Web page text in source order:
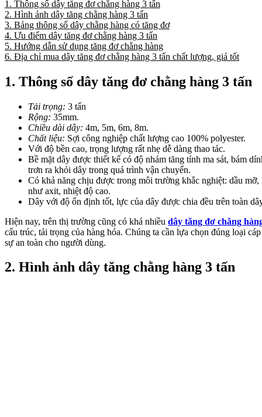
1. Thông số dây tăng đơ chằng hàng 3 tấn
2. Hình ảnh dây tăng chằng hàng 3 tấn
3. Bảng thông số dây chằng hàng có tăng đơ
4. Ưu điểm dây tăng đơ chằng hàng 3 tấn
5. Hướng dẫn sử dụng tăng đơ chằng hàng
6. Địa chỉ mua dây tăng đơ chằng hàng 3 tấn chất lượng, giá tốt
1. Thông số dây tăng đơ chằng hàng 3 tấn
Tải trọng: 3 tấn
Rộng: 35mm.
Chiều dài dây: 4m, 5m, 6m, 8m.
Chất liệu: Sợi công nghiệp chất lượng cao 100% polyester.
Với độ bền cao, trọng lượng rất nhẹ dễ dàng thao tác.
Bề mặt dây được thiết kế có độ nhám tăng tính ma sát, bám
trơn ra khỏi dây trong quá trình vận chuyển.
Có khả năng chịu được trong môi trường khắc nghiệt: dầu
như axit, nhiệt độ cao.
Dây với độ ổn định tốt, lực của dây được chia đều trên toàn
Hiện nay, trên thị trường cũng có khá nhiều dây tăng đơ chằng
cấu trúc, tải trọng của hàng hóa. Chúng ta cần lựa chọn đúng loại
sự an toàn cho người dùng.
2. Hình ảnh dây tăng chằng hàng 3 tấn